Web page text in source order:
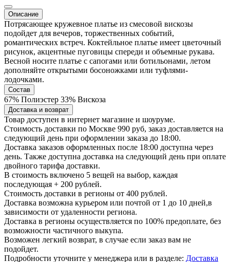
Описание
Потрясающее кружевное платье из смесовой вискозы
подойдет для вечеров, торжественных событий,
романтических встреч. Коктейльное платье имеет цветочный
рисунок, акцентные пуговицы спереди и объемные рукава.
Весной носите платье с сапогами или ботильонами, летом
дополняйте открытыми босоножками или туфлями-
лодочками.
Состав
67% Полиэстер 33% Вискоза
Доставка и возврат
Товар доступен в интернет магазине и шоуруме.
Стоимость доставки по Москве 990 руб, заказ доставляется на
следующий день при оформлении заказа до 18:00.
Доставка заказов оформленных после 18:00 доступна через
день. Также доступна доставка на следующий день при оплате
двойного тарифа доставки.
В стоимость включено 5 вещей на выбор, каждая
последующая + 200 рублей.
Стоимость доставки в регионы от 400 рублей.
Доставка возможна курьером или почтой от 1 до 10 дней,в
зависимости от удаленности региона.
Доставка в регионы осуществляется по 100% предоплате, без
возможности частичного выкупа.
Возможен легкий возврат, в случае если заказ вам не
подойдет.
Подробности уточните у менеджера или в разделе: Доставка